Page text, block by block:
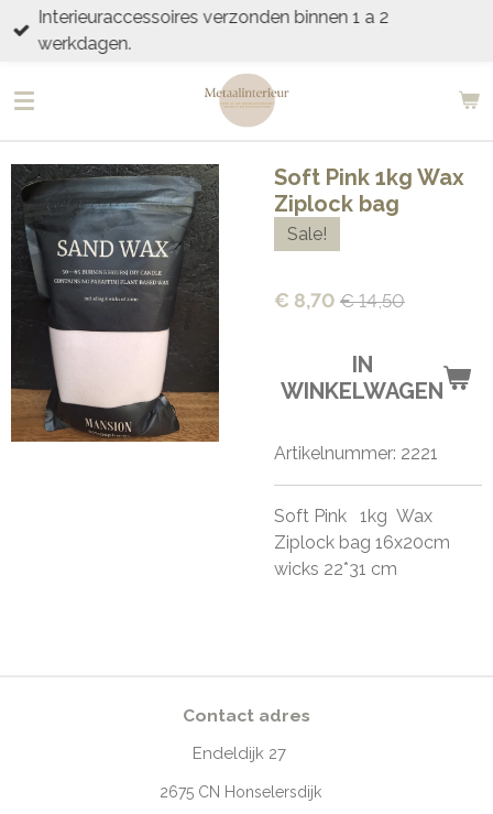
Ga
direct
de
Interieuraccessoires verzonden binnen 1 a 2
werkdagen.
Soft Pink 1kg Wax
Ziplock bag
Sale!
€ 8,70 € 14,50
IN
WINKELWAGEN
Artikelnummer: 2221
Soft Pink 1kg Wax
Ziplock bag 16x20cm
wicks 22*31 cm
Contact adres
Endeldijk 27
2675 CN Honselersdijk